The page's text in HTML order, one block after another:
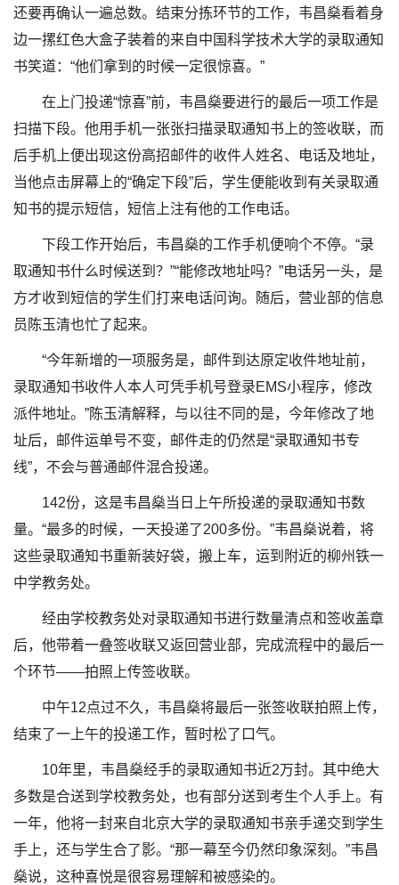
还要再确认一遍总数。结束分拣环节的工作，韦昌燊看着身
边一摞红色大盒子装着的来自中国科学技术大学的录取通知
书笑道：“他们拿到的时候一定很惊喜。”
在上门投递“惊喜”前，韦昌燊要进行的最后一项工作是
扫描下段。他用手机一张张扫描录取通知书上的签收联，而
后手机上便出现这份高招邮件的收件人姓名、电话及地址，
当他点击屏幕上的“确定下段”后，学生便能收到有关录取通
知书的提示短信，短信上注有他的工作电话。
下段工作开始后，韦昌燊的工作手机便响个不停。“录
取通知书什么时候送到？”“能修改地址吗？”电话另一头，是
方才收到短信的学生们打来电话问询。随后，营业部的信息
员陈玉清也忙了起来。
“今年新增的一项服务是，邮件到达原定收件地址前，
录取通知书收件人本人可凭手机号登录EMS小程序，修改
派件地址。”陈玉清解释，与以往不同的是，今年修改了地
址后，邮件运单号不变，邮件走的仍然是“录取通知书专
线”，不会与普通邮件混合投递。
142份，这是韦昌燊当日上午所投递的录取通知书数
量。“最多的时候，一天投递了200多份。”韦昌燊说着，将
这些录取通知书重新装好袋，搬上车，运到附近的柳州铁一
中学教务处。
经由学校教务处对录取通知书进行数量清点和签收盖章
后，他带着一叠签收联又返回营业部，完成流程中的最后一
个环节——拍照上传签收联。
中午12点过不久，韦昌燊将最后一张签收联拍照上传，
结束了一上午的投递工作，暂时松了口气。
10年里，韦昌燊经手的录取通知书近2万封。其中绝大
多数是合送到学校教务处，也有部分送到考生个人手上。有
一年，他将一封来自北京大学的录取通知书亲手递交到学生
手上，还与学生合了影。“那一幕至今仍然印象深刻。”韦昌
燊说，这种喜悦是很容易理解和被感染的。